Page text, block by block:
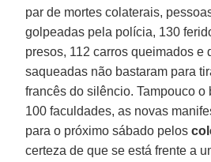
par de mortes colaterais,
golpeadas pela polícia, 130
presos, 112 carros queimados e
saqueadas não bastaram para
francês do silêncio. Tampouco
100 faculdades, as novas
para o próximo sábado pelos
certeza de que se está frente a